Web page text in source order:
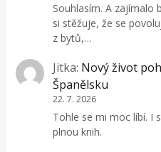
Souhlasím. A zajímalo
si stěžuje, že se
z bytů,…
Jitka: Nový život
Španělsku
22. 7. 2026
Tohle se mi moc líbí. I
plnou knih.